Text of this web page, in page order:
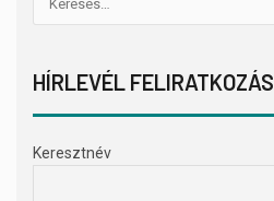
HÍRLEVÉL FELIRATKOZÁS
Keresztnév